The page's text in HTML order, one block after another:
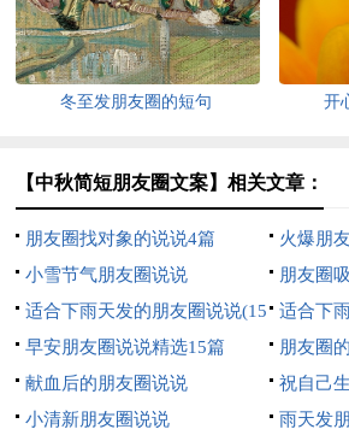
冬至发朋友圈的短句 开
【中秋简短朋友圈文案】相关文章：
朋友圈找对象的说说4篇
火爆朋
小雪节气朋友圈说说
朋友圈
适合下雨天发的朋友圈说说(15
篇)
适合下
选15篇
早安朋友圈说说精选15篇
朋友圈
献血后的朋友圈说说
祝自己
小清新朋友圈说说
雨天发